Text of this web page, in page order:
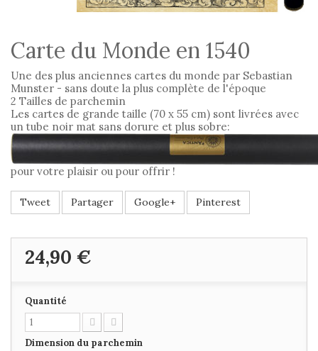
Carte du Monde en 1540
Une des plus anciennes cartes du monde par Sebastian
Munster - sans doute la plus complète de l'époque
2 Tailles de parchemin
Les cartes de grande taille (70 x 55 cm) sont livrées avec
un tube noir mat sans dorure et plus sobre:
pour votre plaisir ou pour offrir !
Tweet Partager Google+ Pinterest
24,90 €
Quantité
Dimension du parchemin